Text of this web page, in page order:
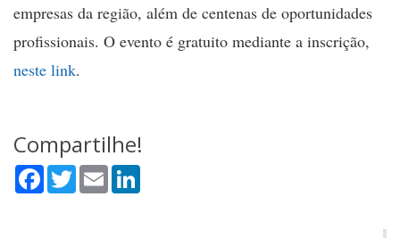
empresas da região, além de centenas de oportunidades
profissionais. O evento é gratuito mediante a inscrição,
neste link.
Compartilhe!
Facebook
TwitterEmail